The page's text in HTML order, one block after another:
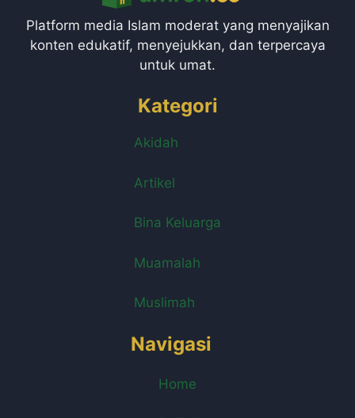
Platform media Islam moderat yang menyajikan
konten edukatif, menyejukkan, dan terpercaya
untuk umat.
Kategori
Akidah
Artikel
Bina Keluarga
Muamalah
Muslimah
Navigasi
Home